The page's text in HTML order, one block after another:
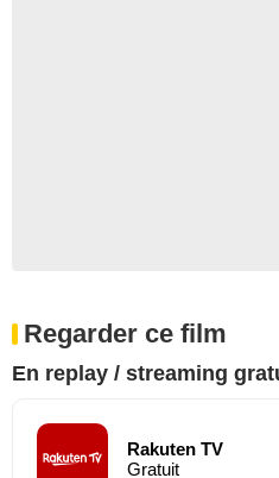
Regarder ce film
En replay / streaming
Rakuten TV
Gratuit